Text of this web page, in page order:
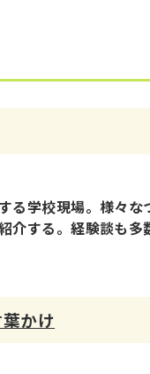
る学校現場。様々
する。経験談も多
かけ